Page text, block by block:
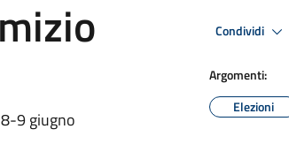
9 giugno
Condividi
Argomenti:
Elezioni